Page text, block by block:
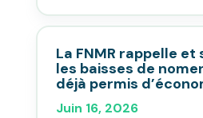
La FNMR rappelle et
les baisses de
déjà permis
Juin 16, 2026